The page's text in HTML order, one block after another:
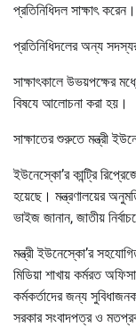
প্রতিনিধিদল সাক্ষাৎ করেন।
প্রতিনিধিদলের অন্য
সাক্ষাৎকালে উভয়পক্ষের
বিষযে আলোচনা করা হয়।
সাক্ষাতের শুরুতে মন্ত্রী
ইউনেস্কো’র কান্ট্রি
হয়েছে। মন্ত্রণালয়ের
ভাইজ জানান, জাতীয়
মন্ত্রী ইউনেস্কো’র
মিডিয়া শাখায় কর্মরত
কর্মকর্তাদের জন্য
সরকার সংবাদপত্র ও